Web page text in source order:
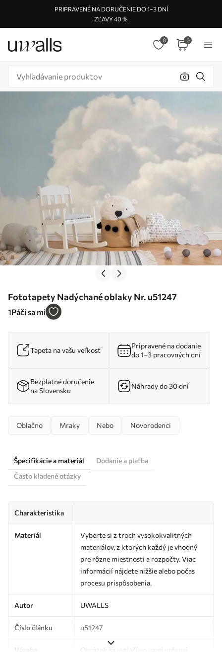
PRIPRAVENÉ NA DORUČENIE DO 1–3 DNÍ
ZĽAVY 40 %
0 0
Fototapety Nadýchané oblaky Nr. u51247
1Páči sa mi
Tapeta na vašu veľkosť
Pripravené na dodanie
do 1–3 pracovných dní
Bezplatné doručenie
na Slovensku
Náhrady do 30 dní
Oblačno Mraky Nebo Novorodenci
Špecifikácie a materiál
Dodanie a platba
Často kladené otázky
Charakteristika
Materiál
Vyberte si z troch vysokokvalitných
materiálov, z ktorých každý je vhodný
pre rôzne miestnosti a rozpočty. Viac
informácií nájdete nižšie alebo počas
procesu prispôsobenia.
Autor UWALLS
Číslo článku u51247
Výroba
Obrázok sa vytlačí vo vami určenej